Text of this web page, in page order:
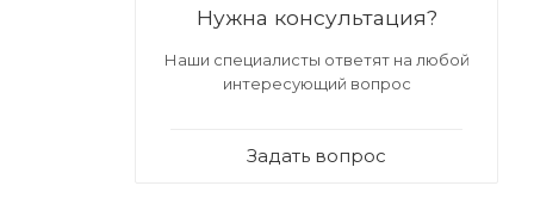
Нужна консультация?
Наши специалисты ответят на любой
интересующий вопрос
Задать вопрос